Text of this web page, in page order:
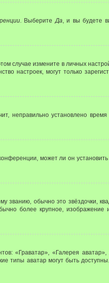
. ВыберитеДа, и вы будете
случае измените в личных
настроек, могут только
неправильно установлено
может ли он
званию, обычно это звёздочки,
более крупное, изображение
«Граватар», «Галерея аватар»,
типы аватар могут быть